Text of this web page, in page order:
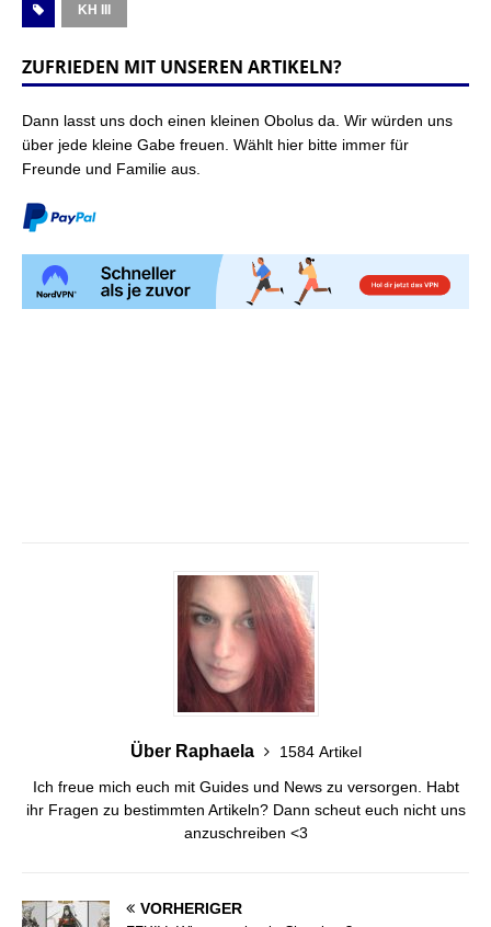
KH III
ZUFRIEDEN MIT UNSEREN ARTIKELN?
Dann lasst uns doch einen kleinen Obolus da. Wir würden uns
über jede kleine Gabe freuen. Wählt hier bitte immer für
Freunde und Familie aus.
Über Raphaela
1584 Artikel
Ich freue mich euch mit Guides und News zu versorgen. Habt
ihr Fragen zu bestimmten Artikeln? Dann scheut euch nicht uns
anzuschreiben <3
VORHERIGER